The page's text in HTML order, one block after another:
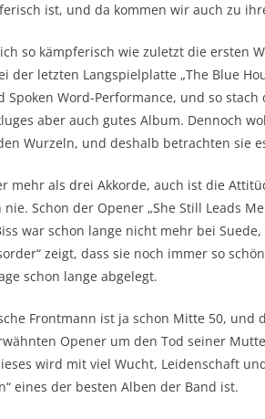
ist, und da kommen wir auch zu
so kämpferisch wie zuletzt die ersten
der letzten Langspielplatte „The Blue
Spoken Word-Performance, und so
aber auch gutes Album. Dennoch
Wurzeln, und deshalb betrachten sie
mehr als drei Akkorde, auch ist die
nie. Schon der Opener „She Still Leads
war schon lange nicht mehr bei
zeigt, dass sie noch immer so
schon lange abgelegt.
Frontmann ist ja schon Mitte 50, und
Opener um den Tod seiner
wird mit viel Wucht, Leidenschaft
eines der besten Alben der Band ist.